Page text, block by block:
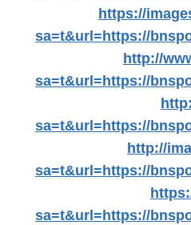
https://
sa=t&url=https://
http://
sa=t&url=https://
sa=t&url=https://
http://
sa=t&url=https://
sa=t&url=https://